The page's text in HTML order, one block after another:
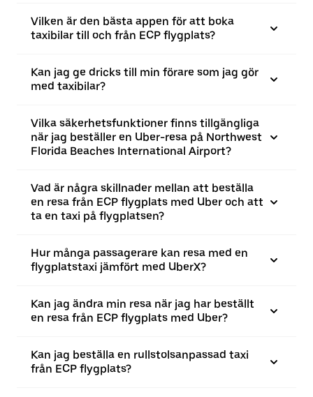
Vilken är den bästa appen för att boka
taxibilar till och från ECP flygplats?
Kan jag ge dricks till min förare som jag gör
med taxibilar?
Vilka säkerhetsfunktioner finns tillgängliga
när jag beställer en Uber-resa på Northwest
Florida Beaches International Airport?
Vad är några skillnader mellan att beställa
en resa från ECP flygplats med Uber och att
ta en taxi på flygplatsen?
Hur många passagerare kan resa med en
flygplatstaxi jämfört med UberX?
Kan jag ändra min resa när jag har beställt
en resa från ECP flygplats med Uber?
Kan jag beställa en rullstolsanpassad taxi
från ECP flygplats?